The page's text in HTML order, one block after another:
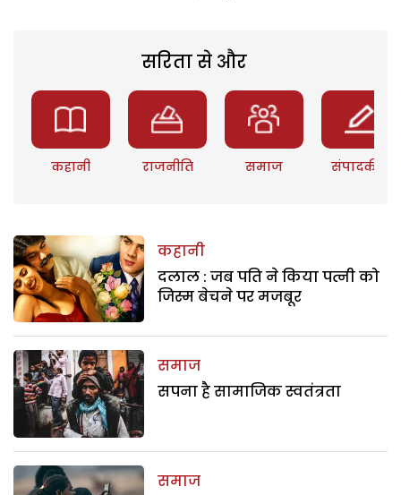
सरिता से और
कहानी राजनीति समाज संपादकीय
कहानी
दलाल : जब पति ने किया पत्नी को
जिस्म बेचने पर मजबूर
समाज
सपना है सामाजिक स्वतंत्रता
समाज